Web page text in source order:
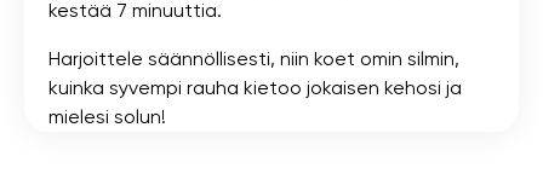
kestää 7 minuuttia.
Harjoittele säännöllisesti, niin koet omin silmin,
kuinka syvempi rauha kietoo jokaisen kehosi ja
mielesi solun!